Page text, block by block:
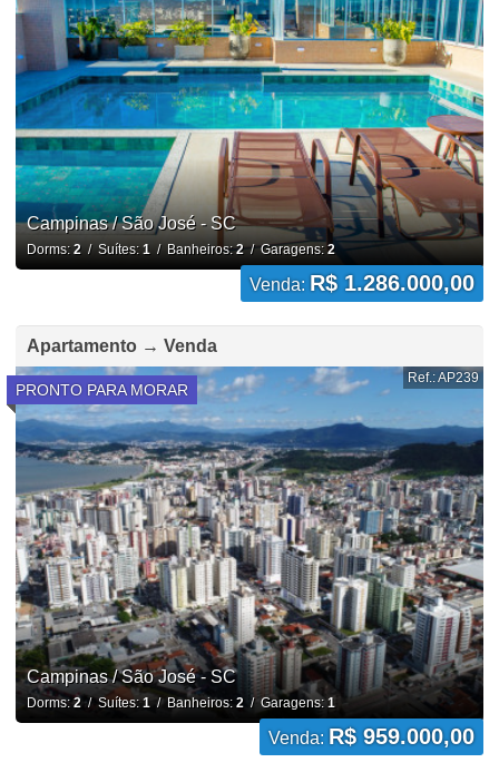
Campinas / São José - SC
Dorms: 2/ Suítes: 1/ Banheiros:2/ Garagens: 2
Venda: R$ 1.286.000,00
Apartamento → Venda
PRONTO PARA MORAR
Ref.: AP239
Campinas / São José - SC
Dorms:2/ Suítes:1/ Banheiros: 2/ Garagens: 1
Venda: R$ 959.000,00